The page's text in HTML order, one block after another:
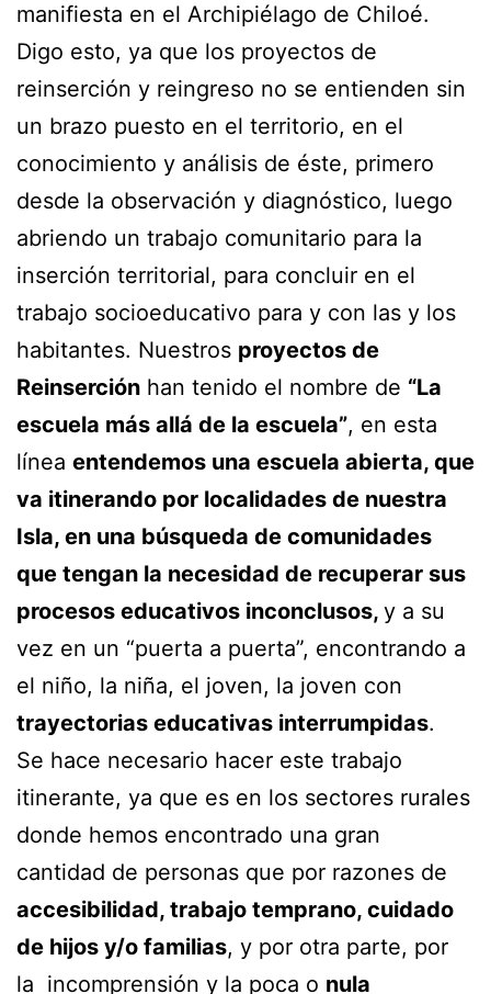
manifiesta en el Archipiélago de Chiloé.
Digo esto, ya que los proyectos de
reinserción y reingreso no se entienden sin
un brazo puesto en el territorio, en el
conocimiento y análisis de éste, primero
desde la observación y diagnóstico, luego
abriendo un trabajo comunitario para la
inserción territorial, para concluir en el
trabajo socioeducativo para y con las y los
habitantes. Nuestros proyectos de
Reinserción han tenido el nombre de “La
escuela más allá de la escuela”, en esta
línea entendemos una escuela abierta, que
va itinerando por localidades de nuestra
Isla, en una búsqueda de comunidades
que tengan la necesidad de recuperar sus
procesos educativos inconclusos, y a su
vez en un “puerta a puerta”, encontrando a
el niño, la niña, el joven, la joven con
trayectorias educativas interrumpidas.
Se hace necesario hacer este trabajo
itinerante, ya que es en los sectores rurales
donde hemos encontrado una gran
cantidad de personas que por razones de
accesibilidad, trabajo temprano, cuidado
de hijos y/o familias, y por otra parte, por
la incomprensión y la poca o nula